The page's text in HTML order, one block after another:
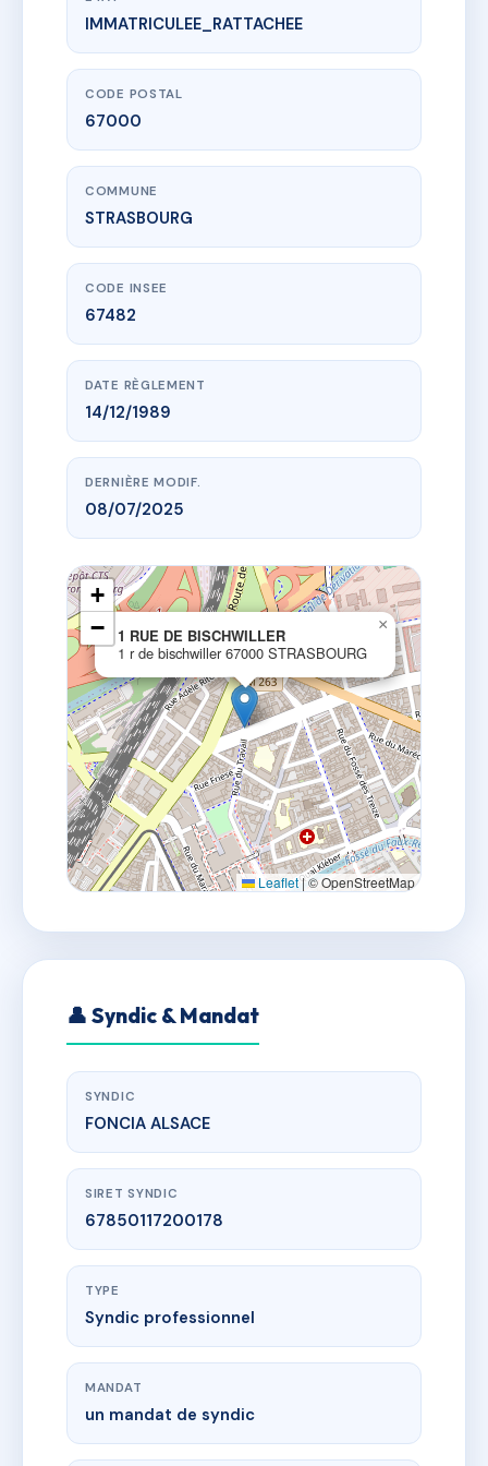
www.vme.plus/AC6523393
1 RUE DE BISCHWILLER
1 r de bischwiller67000 STRASBOURG
IMMATRICULEE_RATTACHEE
CODE POSTAL
67000
COMMUNE
STRASBOURG
CODE INSEE
67482
DATE RÈGLEMENT
14/12/1989
DERNIÈRE MODIF.
08/07/2025
1 RUE DE BISCHWILLER
1 r de bischwiller 67000 STRASBOURG
×
+
−
Leaflet|© OpenStreetMap
👤 Syndic & Mandat
SYNDIC
FONCIA ALSACE
SIRET SYNDIC
67850117200178
TYPE
Syndic professionnel
MANDAT
un mandat de syndic